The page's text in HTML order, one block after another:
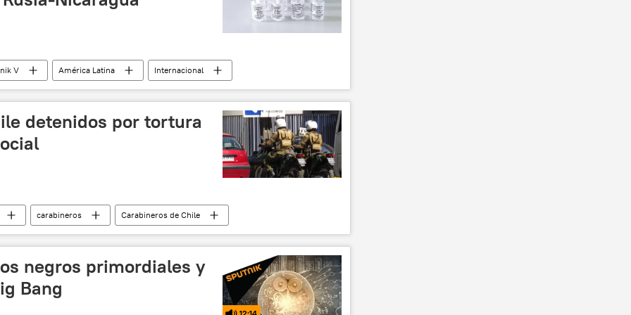
V América Latina
Internacional
en América Latina
vacunación contra el COVID-19
detenidos por tortura
carabineros
Carabineros de Chile
derechos humanos torturas policiales
Chile
negros primordiales y
Bang
12:14